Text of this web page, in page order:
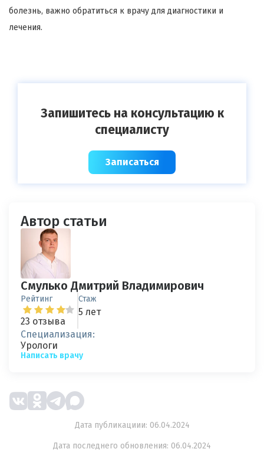
болезнь, важно обратиться к врачу для диагностики и
лечения.
Запишитесь на консультацию к
специалисту
Записаться
Автор статьи
Смулько Дмитрий Владимирович
Рейтинг
23 отзыва
Стаж
5 лет
Специализация:
Урологи
Написать врачу
Дата публикациии: 06.04.2024
Дата последнего обновления: 06.04.2024